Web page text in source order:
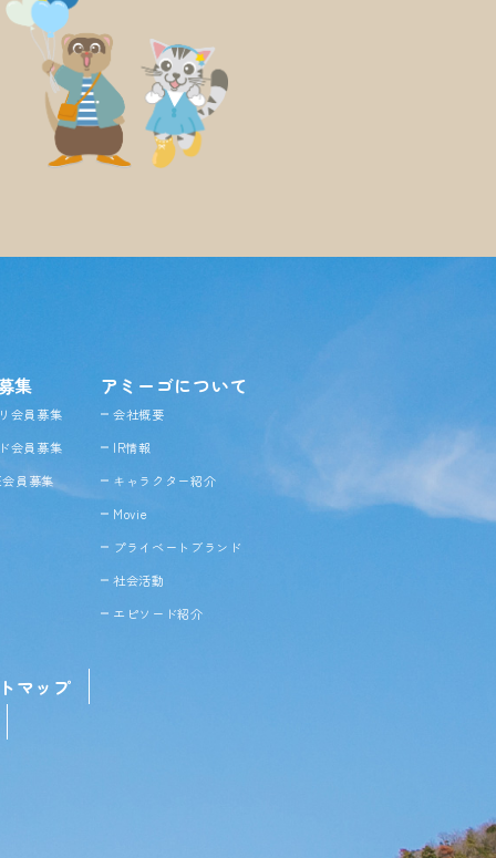
集
会員募集
会員募集
員募集
アミーゴについて
会社概要
IR情報
キャラクター紹介
Movie
プライベートブランド
社会活動
エピソード紹介
マップ